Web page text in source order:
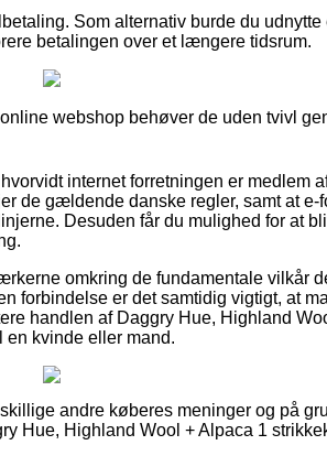
Som alternativ burde du
betalingen over et længere tidsrum.
webshop behøver de uden tvivl
internet forretningen er medlem
de gældende danske regler, samt at e-
Desuden får du mulighed for at
omkring de fundamentale vilkår
forbindelse er det samtidig vigtigt, at
handlen af Daggry Hue, Highland
en kvinde eller mand.
andre køberes meninger og på
Hue, Highland Wool + Alpaca 1